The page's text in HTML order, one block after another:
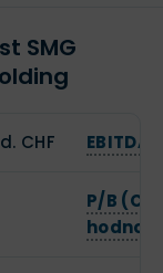
SMG
CHF EBITDA
P/B